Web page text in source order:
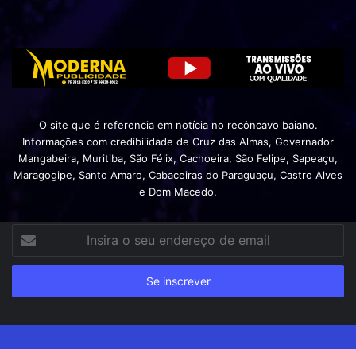
O site que é referencia em notícia no recôncavo baiano.
Informações com credibilidade de Cruz das Almas, Governador
Mangabeira, Muritiba, São Félix, Cachoeira, São Felipe, Sapeaçu,
Maragogipe, Santo Amaro, Cabaceiras do Paraguaçu, Castro Alves
e Dom Macedo.
seu
de